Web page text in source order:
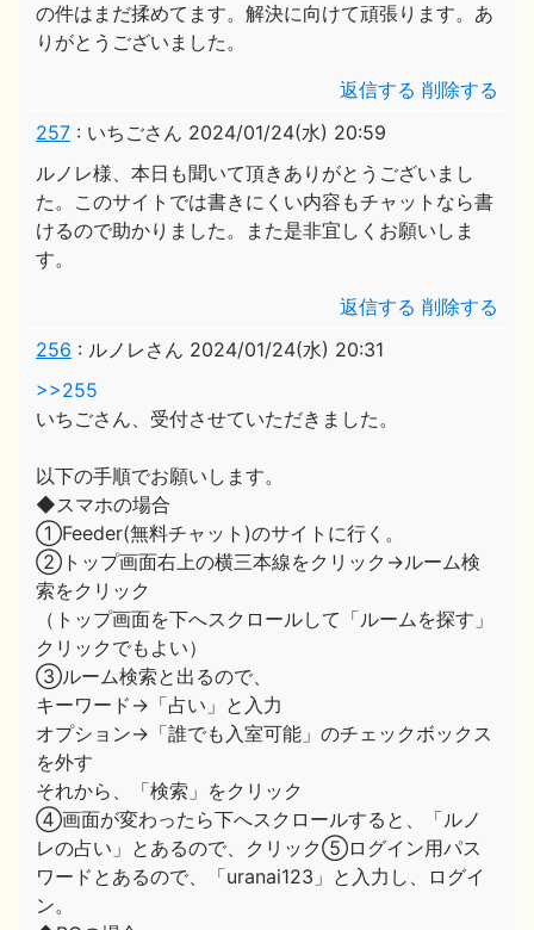
の件はまだ揉めてます。解決に向けて頑張ります。あ
りがとうございました。
返信する 削除する
257 : いちごさん 2024/01/24(水) 20:59
ルノレ様、本日も聞いて頂きありがとうございまし
た。このサイトでは書きにくい内容もチャットなら書
けるので助かりました。また是非宜しくお願いしま
す。
返信する 削除する
256 : ルノレさん 2024/01/24(水) 20:31
>>255
いちごさん、受付させていただきました。
以下の手順でお願いします。
◆スマホの場合
①Feeder(無料チャット)のサイトに行く。
②トップ画面右上の横三本線をクリック→ルーム検
索をクリック
（トップ画面を下へスクロールして「ルームを探す」
クリックでもよい）
③ルーム検索と出るので、
キーワード→「占い」と入力
オプション→「誰でも入室可能」のチェックボックス
を外す
それから、「検索」をクリック
④画面が変わったら下へスクロールすると、「ルノ
レの占い」とあるので、クリック⑤ログイン用パス
ワードとあるので、「uranai123」と入力し、ログイ
ン。